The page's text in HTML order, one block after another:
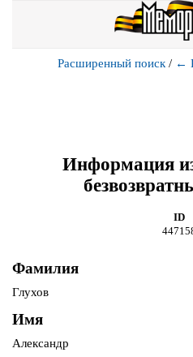
Расширенный поиск / ←
Информация
ID
Фамилия
Глухов
Имя
Александр